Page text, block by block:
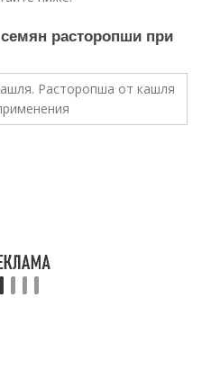
расторопши при